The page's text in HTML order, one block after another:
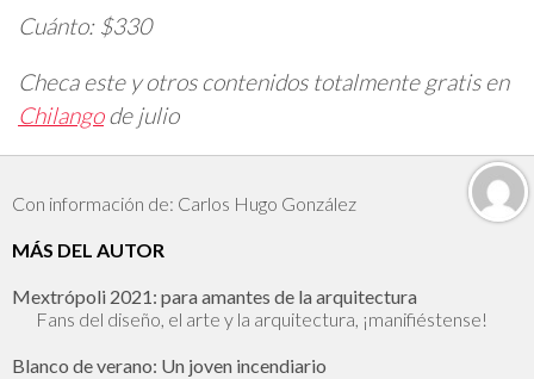
Cuánto: $330
Checa este y otros contenidos totalmente gratis en
Chilangode julio
Con información de: Carlos Hugo González
MÁS DEL AUTOR
Mextrópoli 2021: para amantes de la arquitectura
Fans del diseño, el arte y la arquitectura, ¡manifiéstense!
Blanco de verano: Un joven incendiario